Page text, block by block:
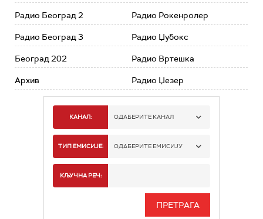
Радио Београд 2
Радио Београд 3
Београд 202
Архив
Радио Рокенролер
Радио Џубокс
Радио Вртешка
Радио Џезер
КАНАЛ: ОДАБЕРИТЕ КАНАЛ
РАДИО БЕОГРАД 1
РАДИО БЕОГРАД 3
ТИП ЕМИСИЈЕ: ОДАБЕРИТЕ ЕМИСИЈУ
КЉУЧНА РЕЧ: